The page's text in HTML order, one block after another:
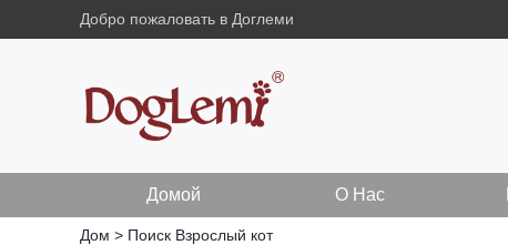
Добро пожаловать в Доглеми
Домой О Нас
Дом > Поиск Взрослый кот